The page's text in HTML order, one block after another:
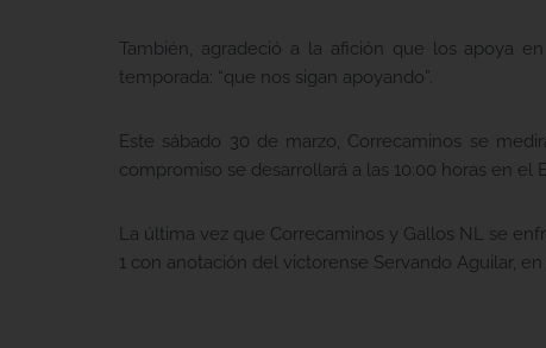
También, agradeció a la afición que los apoya
temporada: “que nos sigan apoyando”.
Este sábado 30 de marzo, Correcaminos se
compromiso se desarrollará a las 10:00 horas en el
La última vez que Correcaminos y Gallos NL se
1 con anotación del victorense Servando Aguilar,